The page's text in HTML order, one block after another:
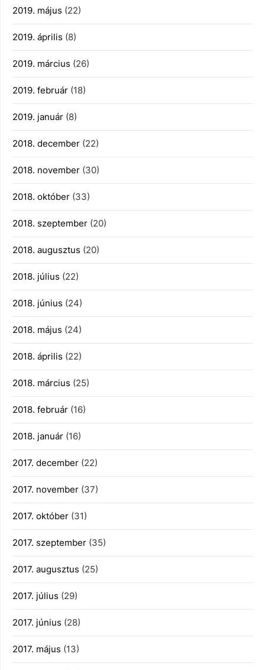
2019. május (22)
2019. április (8)
2019. március (26)
2019. február (18)
2019. január (8)
2018. december (22)
2018. november (30)
2018. október (33)
2018. szeptember (20)
2018. augusztus (20)
2018. július (22)
2018. június (24)
2018. május (24)
2018. április (22)
2018. március (25)
2018. február (16)
2018. január (16)
2017. december (22)
2017. november (37)
2017. október (31)
2017. szeptember (35)
2017. augusztus (25)
2017. július (29)
2017. június (28)
2017. május (13)